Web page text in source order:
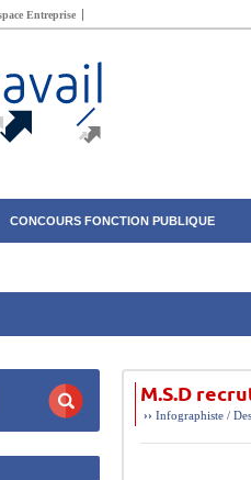
Entreprise
CONCOURS FONCTION PUBLIQUE
M.S.D
››Infographiste /